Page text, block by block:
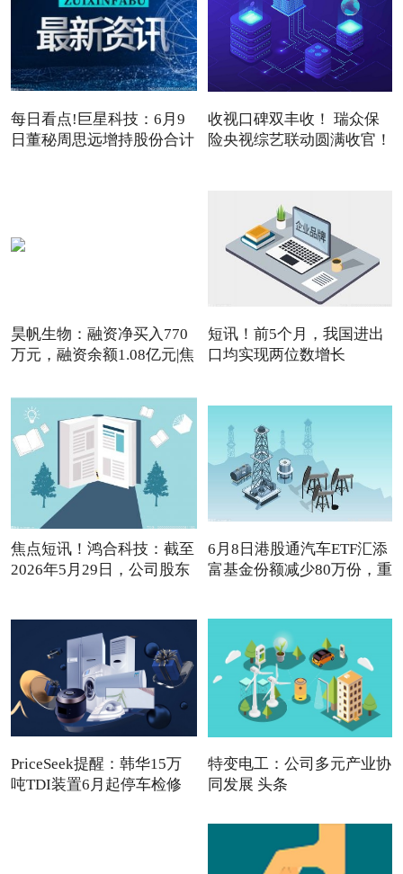
每日看点!巨星科技：6月9
日董秘周思远增持股份合计
收视口碑双丰收！ 瑞众保
险央视综艺联动圆满收官！
昊帆生物：融资净买入770
万元，融资余额1.08亿元|焦
短讯！前5个月，我国进出
口均实现两位数增长
焦点短讯！鸿合科技：截至
2026年5月29日，公司股东
6月8日港股通汽车ETF汇添
富基金份额减少80万份，重
PriceSeek提醒：韩华15万
吨TDI装置6月起停车检修
特变电工：公司多元产业协
同发展 头条